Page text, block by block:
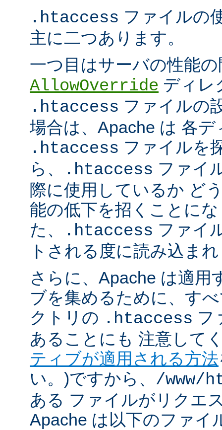
.htaccess ファイルの
主に二つあります。
一つ目はサーバの性能
AllowOverride ディレ
.htaccess ファイルの
場合は、Apache は 各
.htaccess ファイルを
ら、
.htaccess ファイ
際に使用しているか ど
能の低下を招くことに
た、
.htaccess ファイ
トされる度に読み込ま
さらに、Apache は適用
ブを集めるために、す
クトリの .htaccess フ
あることにも 注意して
ティブが適用される方法
い。)ですから、 /www/
ある ファイルがリクエ
Apache は以下のファイ